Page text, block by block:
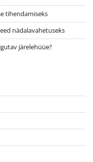
tihendamiseks
nädalavahetuseks
järelehüüe?